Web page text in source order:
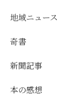
地域ニュース
奇書
新聞記事
本の感想